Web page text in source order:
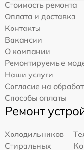
Стоимость ремонта
Оплата и доставка
Контакты
Вакансии
О компании
Ремонтируемые
Наши услуги
Согласие на
Способы оплаты
Ремонт
Холодильников
Стиральных